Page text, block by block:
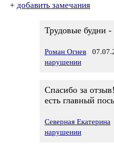
+ добавить замечания
Трудовые будни -
Роман Огнев
нарушении
Спасибо за
есть главный
Северная Екатерина
нарушении